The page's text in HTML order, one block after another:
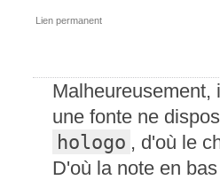
Lien permanent
Malheureusement,
une fonte ne
hologo , d'où le
D'où la note en